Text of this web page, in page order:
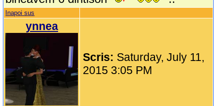
Inapoi sus
ynnea
Scris: Saturday, July 11,
2015 3:05 PM